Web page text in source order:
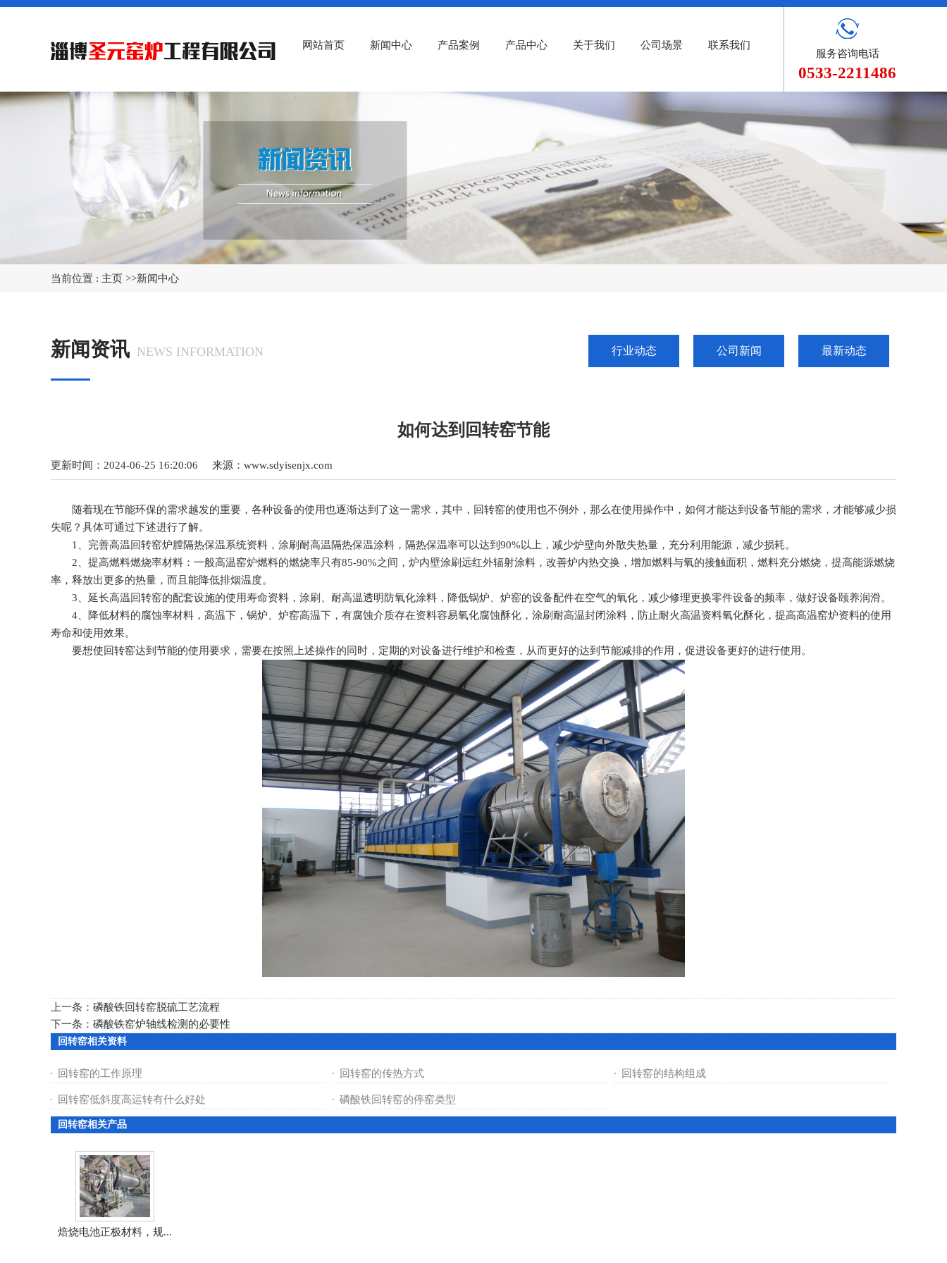
网站首页 新闻中心 产品案例 产品中心 关于我们 公司场景 联系我们
服务咨询电话
0533-2211486
当前位置 : 主页 >>新闻中心
新闻资讯 NEWS INFORMATION 行业动态 公司新闻 最新动态
如何达到回转窑节能
更新时间：2024-06-25 16:20:06 来源： www.sdyisenjx.com
随着现在节能环保的需求越发的重要，各种设备的使用也逐渐达到了这一需求，其中，回转窑的使用也不例外，那么在使用操作中，如何才能达到设备节能的需求，才能够减少损
失呢？具体可通过下述进行了解。
1、完善高温回转窑炉膛隔热保温系统资料，涂刷耐高温隔热保温涂料，隔热保温率可以达到90%以上，减少炉壁向外散失热量，充分利用能源，减少损耗。
2、提高燃料燃烧率材料：一般高温窑炉燃料的燃烧率只有85-90%之间，炉内壁涂刷远红外辐射涂料，改善炉内热交换，增加燃料与氧的接触面积，燃料充分燃烧，提高能源燃烧
率，释放出更多的热量，而且能降低排烟温度。
3、延长高温回转窑的配套设施的使用寿命资料，涂刷、耐高温透明防氧化涂料，降低锅炉、炉窑的设备配件在空气的氧化，减少修理更换零件设备的频率，做好设备颐养润滑。
4、降低材料的腐蚀率材料，高温下，锅炉、炉窑高温下，有腐蚀介质存在资料容易氧化腐蚀酥化，涂刷耐高温封闭涂料，防止耐火高温资料氧化酥化，提高高温窑炉资料的使用
寿命和使用效果。
要想使回转窑达到节能的使用要求，需要在按照上述操作的同时，定期的对设备进行维护和检查，从而更好的达到节能减排的作用，促进设备更好的进行使用。
上一条： 磷酸铁回转窑脱硫工艺流程
下一条： 磷酸铁窑炉轴线检测的必要性
回转窑相关资料
回转窑的工作原理 回转窑的传热方式 回转窑的结构组成
回转窑低斜度高运转有什么好处 磷酸铁回转窑的停窑类型
回转窑相关产品
焙烧电池正极材料，规...